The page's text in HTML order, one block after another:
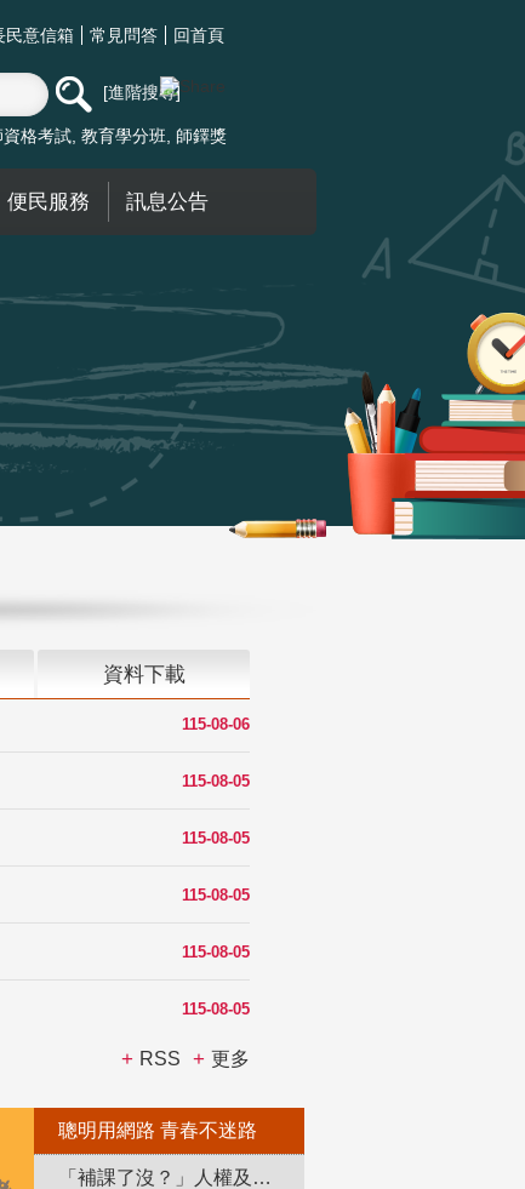
民意信箱 常見問答 回首頁
進階搜尋
資格考試 教育學分班 師鐸獎
便民服務 訊息公告
資料下載
115-08-06
115-08-05
115-08-05
115-08-05
115-08-05
115-08-05
RSS 更多
聰明用網路 青春不迷路
「補課了沒？」人權及轉型正義教育專區